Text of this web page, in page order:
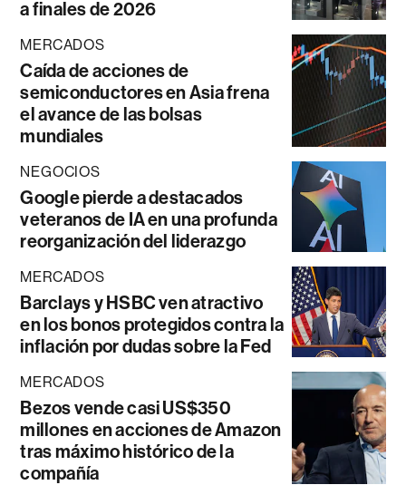
a finales de 2026
MERCADOS
Caída de acciones de
semiconductores en Asia frena
el avance de las bolsas
mundiales
NEGOCIOS
Google pierde a destacados
veteranos de IA en una profunda
reorganización del liderazgo
MERCADOS
Barclays y HSBC ven atractivo
en los bonos protegidos contra la
inflación por dudas sobre la Fed
MERCADOS
Bezos vende casi US$350
millones en acciones de Amazon
tras máximo histórico de la
compañía